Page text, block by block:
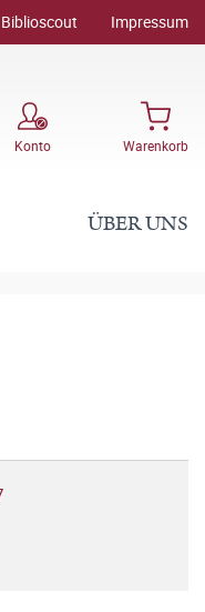
Biblioscout Impressum
Konto Warenkorb
ÜBER UNS